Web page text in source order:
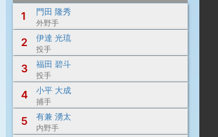
1
門田 隆秀
外野手
2 伊達 光琉
投手
3 福田 碧斗
投手
4 小平 大成
捕手
5 有兼 湧太
内野手